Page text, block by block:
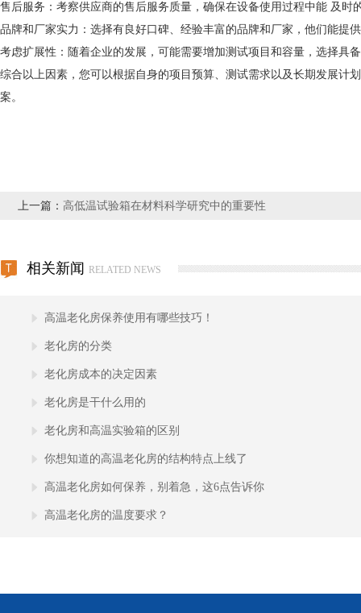
售后服务：考察供应商的售后服务质量，确保在设备使用过程中能 及时
品牌和厂家实力：选择有良好口碑、经验丰富的品牌和厂家，他们能提
考虑扩展性：随着企业的发展，可能需要增加测试项目和容量，选择具
综合以上因素，您可以根据自身的项目预算、测试需求以及长期发展计
案。
上一篇： 高低温试验箱在材料科学研究中的重要性
相关新闻 RELATED NEWS
高温老化房保养使用有哪些技巧！
老化房的分类
老化房成本的决定因素
老化房是干什么用的
老化房和高温实验箱的区别
你想知道的高温老化房的结构特点上线了
高温老化房如何保养，别着急，这6点告诉你
高温老化房的温度要求？